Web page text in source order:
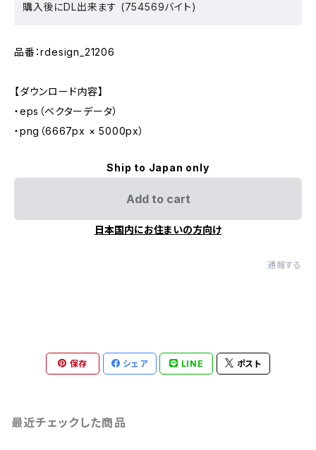
購入後にDL出来ます (754569バイト)
品番：rdesign_21206
【ダウンロード内容】
・eps（ベクターデータ）
・png（6667px × 5000px）
Ship to Japan only
Add to cart
日本国内にお住まいの方向け
通報する
保存 シェア LINE ポスト
最近チェックした商品